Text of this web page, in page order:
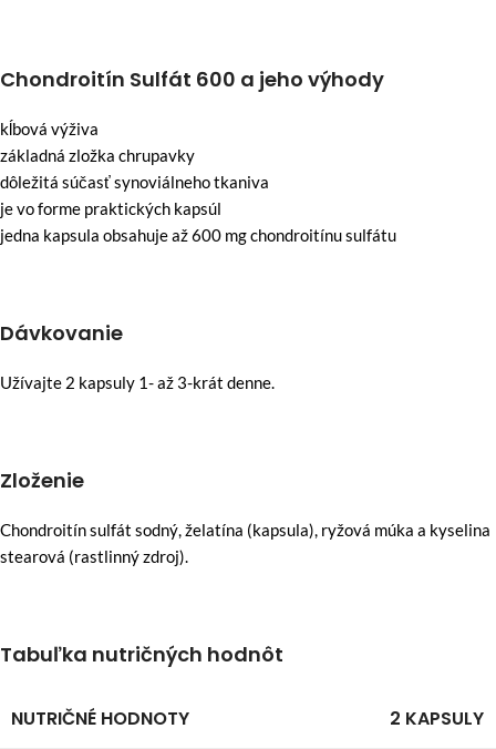
Chondroitín Sulfát 600 a jeho výhody
kĺbová výživa
základná zložka chrupavky
dôležitá súčasť synoviálneho tkaniva
je vo forme praktických kapsúl
jedna kapsula obsahuje až 600 mg chondroitínu sulfátu
Dávkovanie
Užívajte 2 kapsuly 1- až 3-krát denne.
Zloženie
Chondroitín sulfát sodný, želatína (kapsula), ryžová múka a kyselina
stearová (rastlinný zdroj).
Tabuľka nutričných hodnôt
NUTRIČNÉ HODNOTY 2 KAPSULY